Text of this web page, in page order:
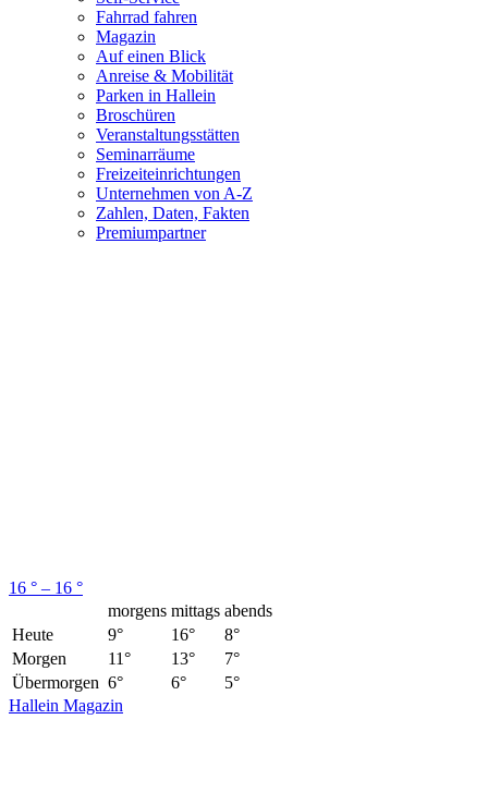
Fahrrad fahren
Magazin
Auf einen Blick
Anreise & Mobilität
Parken in Hallein
Broschüren
Veranstaltungsstätten
Seminarräume
Freizeiteinrichtungen
Unternehmen von A-Z
Zahlen, Daten, Fakten
Premiumpartner
16 ° – 16 °
morgens mittags abends
Heute
9° 16°
8°
Morgen
11° 13°
7°
Übermorgen 6° 6°
5°
Hallein Magazin